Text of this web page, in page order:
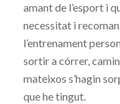
amant de l’esport i
necessitat i
l’entrenament
sortir a córrer,
mateixos s’hagin
que he tingut.